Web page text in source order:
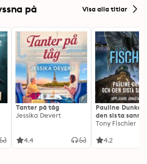
på Visa alla titlar
Tanter på tåg
Jessika Devert
4.4
Pauline Dunker
den sista
Tony Fischier
4.2